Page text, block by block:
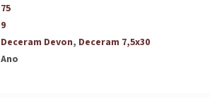
75
9
Deceram Devon, Deceram 7,5x30
Ano